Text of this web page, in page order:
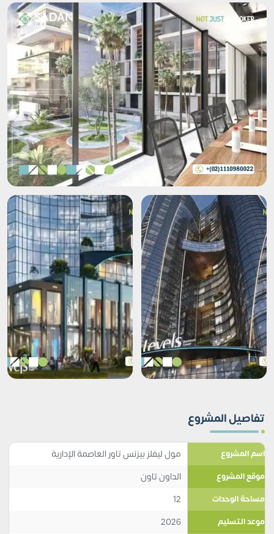
تفاصيل المشروع
اسم المشروع مول ليفلز بيزنس تاور العاصمة الإدارية
موقع المشروع الداون تاون
مساحة الوحدات 12
موعد التسليم 2026